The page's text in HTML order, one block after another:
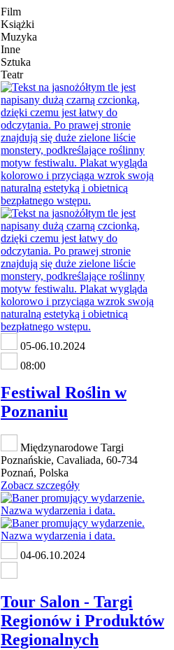
Film
Książki
Muzyka
Inne
Sztuka
Teatr
05-06.10.2024
08:00
Festiwal Roślin w
Poznaniu
Międzynarodowe Targi
Poznańskie, Cavaliada, 60-734
Poznań, Polska
Zobacz szczegóły
04-06.10.2024
Tour Salon - Targi
Regionów i Produktów
Regionalnych